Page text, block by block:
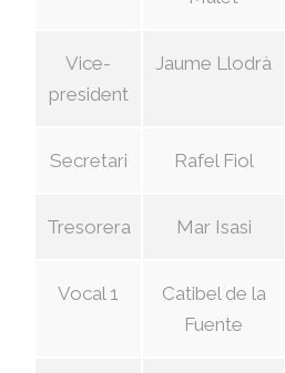
Vice-
president
Jaume Llodrà
Secretari Rafel Fiol
Tresorera Mar Isasi
Vocal 1
Catibel de la
Fuente